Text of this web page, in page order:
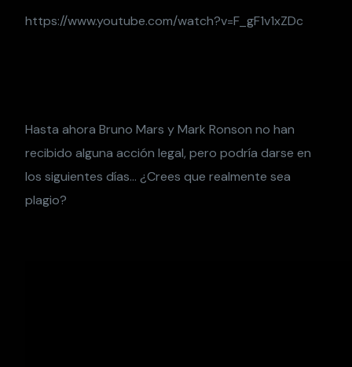
https://www.youtube.com/watch?v=F_gF1v1xZDc
Hasta ahora Bruno Mars y Mark Ronson no han
recibido alguna acción legal, pero podría darse en
los siguientes días… ¿Crees que realmente sea
plagio?